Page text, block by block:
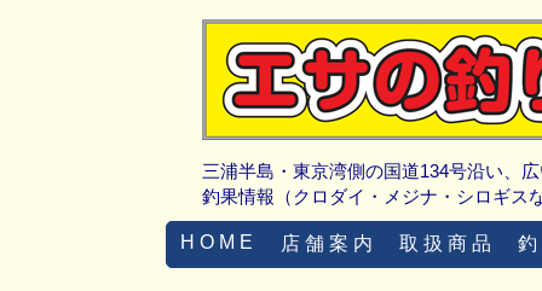
三浦半島・東京湾側の国道134号沿い、
釣果情報（クロダイ・メジナ・シロギス
H O M E 店 舗 案 内 取 扱 商 品 釣